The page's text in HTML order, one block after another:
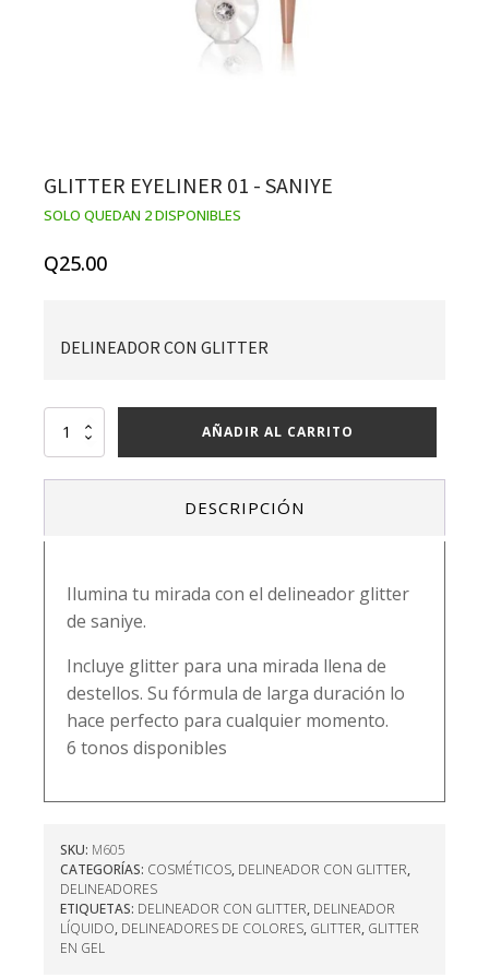
GLITTER EYELINER 01 - SANIYE
SOLO QUEDAN 2 DISPONIBLES
Q25.00
DELINEADOR CON GLITTER
Glitter
AÑADIR AL CARRITO
DESCRIPCIÓN
Ilumina tu mirada con el delineador glitter
de saniye.
Incluye glitter para una mirada llena de
destellos. Su fórmula de larga duración lo
hace perfecto para cualquier momento.
6 tonos disponibles
SKU: M605
CATEGORÍAS: COSMÉTICOS, DELINEADOR CON GLITTER,
DELINEADORES
ETIQUETAS: DELINEADOR CON GLITTER, DELINEADOR
LÍQUIDO, DELINEADORES DE COLORES, GLITTER, GLITTER
EN GEL